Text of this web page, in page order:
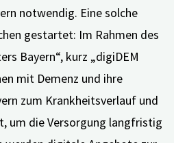
notwendig. Eine solche
gestartet: Im Rahmen des
Bayern“, kurz „digiDEM
mit Demenz und ihre
zum Krankheitsverlauf und
um die Versorgung langfristig